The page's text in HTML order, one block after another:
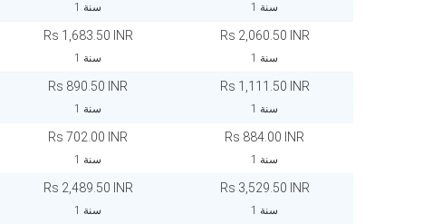
1 سنة 1 سنة
Rs 1,683.50 INR
1 سنة
Rs 2,060.50 INR
1 سنة
Rs 890.50 INR
1 سنة
Rs 1,111.50 INR
1 سنة
Rs 702.00 INR
1 سنة
Rs 884.00 INR
1 سنة
Rs 2,489.50 INR
1 سنة
Rs 3,529.50 INR
1 سنة